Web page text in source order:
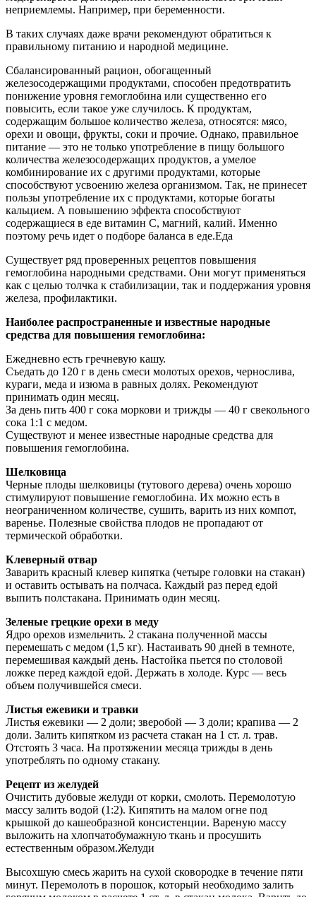
неприемлемы. Например, при беременности.
В таких случаях даже врачи рекомендуют обратиться к
правильному питанию и народной медицине.
Сбалансированный рацион, обогащенный
железосодержащими продуктами, способен предотвратить
понижение уровня гемоглобина или существенно его
повысить, если такое уже случилось. К продуктам,
содержащим большое количество железа, относятся: мясо,
орехи и овощи, фрукты, соки и прочие. Однако, правильное
питание — это не только употребление в пищу большого
количества железосодержащих продуктов, а умелое
комбинирование их с другими продуктами, которые
способствуют усвоению железа организмом. Так, не принесет
пользы употребление их с продуктами, которые богаты
кальцием. А повышению эффекта способствуют
содержащиеся в еде витамин C, магний, калий. Именно
поэтому речь идет о подборе баланса в еде.Еда
Существует ряд проверенных рецептов повышения
гемоглобина народными средствами. Они могут применяться
как с целью толчка к стабилизации, так и поддержания уровня
железа, профилактики.
Наиболее распространенные и известные народные
средства для повышения гемоглобина:
Ежедневно есть гречневую кашу.
Съедать до 120 г в день смеси молотых орехов, чернослива,
кураги, меда и изюма в равных долях. Рекомендуют
принимать один месяц.
За день пить 400 г сока моркови и трижды — 40 г свекольного
сока 1:1 с медом.
Существуют и менее известные народные средства для
повышения гемоглобина.
Шелковица
Черные плоды шелковицы (тутового дерева) очень хорошо
стимулируют повышение гемоглобина. Их можно есть в
неограниченном количестве, сушить, варить из них компот,
варенье. Полезные свойства плодов не пропадают от
термической обработки.
Клеверный отвар
Заварить красный клевер кипятка (четыре головки на стакан)
и оставить остывать на полчаса. Каждый раз перед едой
выпить полстакана. Принимать один месяц.
Зеленые грецкие орехи в меду
Ядро орехов измельчить. 2 стакана полученной массы
перемешать с медом (1,5 кг). Настаивать 90 дней в темноте,
перемешивая каждый день. Настойка пьется по столовой
ложке перед каждой едой. Держать в холоде. Курс — весь
объем получившейся смеси.
Листья ежевики и травки
Листья ежевики — 2 доли; зверобой — 3 доли; крапива — 2
доли. Залить кипятком из расчета стакан на 1 ст. л. трав.
Отстоять 3 часа. На протяжении месяца трижды в день
употреблять по одному стакану.
Рецепт из желудей
Очистить дубовые желуди от корки, смолоть. Перемолотую
массу залить водой (1:2). Кипятить на малом огне под
крышкой до кашеобразной консистенции. Вареную массу
выложить на хлопчатобумажную ткань и просушить
естественным образом.Желуди
Высохшую смесь жарить на сухой сковородке в течение пяти
минут. Перемолоть в порошок, который необходимо залить